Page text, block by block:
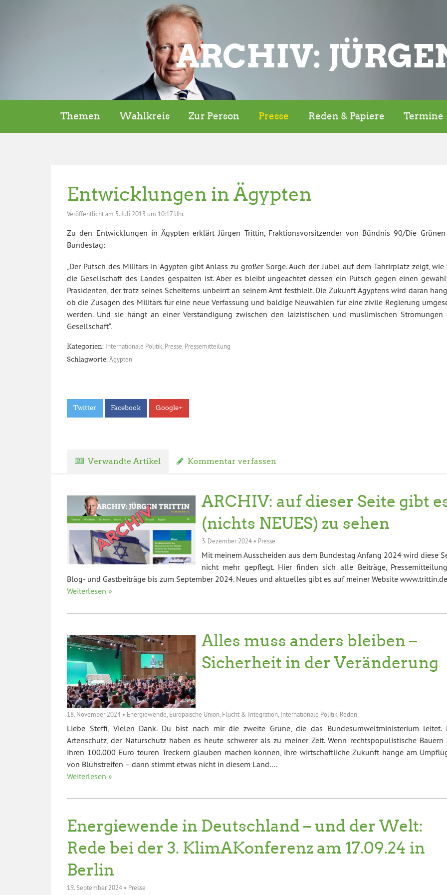
ARCHIV:
Themen Wahlkreis Zur Person Presse Reden & Papiere Termine
Entwicklungen in Ägypten
Veröffentlicht am 5. Juli 2013 um 10:17 Uhr.
Zu den Entwicklungen in Ägypten erklärt Jürgen Trittin, Fraktionsvorsitzender von Bündnis 90/Die
Bundestag:
„Der Putsch des Militärs in Ägypten gibt Anlass zu großer Sorge. Auch der Jubel auf dem Tahrirplatz zeigt,
die Gesellschaft des Landes gespalten ist. Aber es bleibt ungeachtet dessen ein Putsch gegen einen
Präsidenten, der trotz seines Scheiterns unbeirrt an seinem Amt festhielt. Die Zukunft Ägyptens wird daran
ob die Zusagen des Militärs für eine neue Verfassung und baldige Neuwahlen für eine zivile Regierung
werden. Und sie hängt an einer Verständigung zwischen den laizistischen und muslimischen Strömungen
Gesellschaft“.
Kategorien: Internationale Politik Presse Pressemitteilung
Schlagworte: Ägypten
Twitter Facebook Google+
Verwandte Artikel Kommentar verfassen
ARCHIV: auf dieser Seite gibt
(nichts NEUES) zu sehen
3. Dezember 2024• Presse
Mit meinem Ausscheiden aus dem Bundestag Anfang 2024 wird diese
nicht mehr gepflegt. Hier finden sich alle Beiträge,
Blog- und Gastbeiträge bis zum September 2024. Neues und aktuelles gibt es auf meiner Website www.trittin.de
Weiterlesen »
Alles muss anders bleiben –
Sicherheit in der Veränderung
18. November 2024 • Energiewende Europäische Union Flucht & Integration Internationale Politik Reden
Liebe Steffi, Vielen Dank. Du bist nach mir die zweite Grüne, die das Bundesumweltministerium leitet.
Artenschutz, der Naturschutz haben es heute schwerer als zu meiner Zeit. Wenn rechtspopulistische Bauern
ihren 100.000 Euro teuren Treckern glauben machen können, ihre wirtschaftliche Zukunft hänge am
von Blühstreifen – dann stimmt etwas nicht in diesem Land….
Weiterlesen »
Energiewende in Deutschland – und der Welt:
Rede bei der 3. KlimAKonferenz am 17.09.24 in
Berlin
19. September 2024 • Presse